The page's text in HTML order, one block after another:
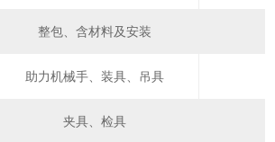
整包、含材料及安装
助力机械手、装具、吊具
夹具、检具